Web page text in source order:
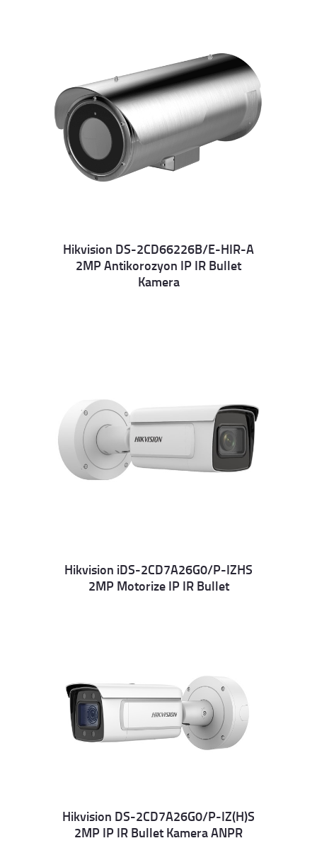
Details
Hikvision DS-2CD66226B/E-HIR-A
2MP Antikorozyon IP IR Bullet
Kamera
Details
Hikvision iDS-2CD7A26G0/P-IZHS
2MP Motorize IP IR Bullet
Details
Hikvision DS-2CD7A26G0/P-IZ(H)S
2MP IP IR Bullet Kamera ANPR